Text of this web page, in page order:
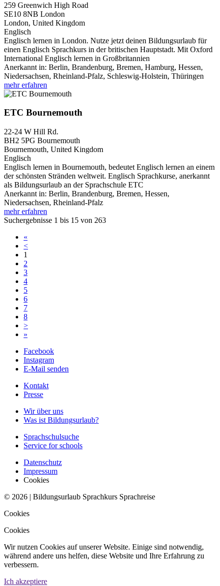
259 Greenwich High Road
SE10 8NB London
London, United Kingdom
Englisch
Englisch lernen in London. Nutze jetzt deinen Bildungsurlaub für
einen Englisch Sprachkurs in der britischen Hauptstadt. Mit Oxford
International Englisch lernen in Großbritannien
Anerkannt in: Berlin, Brandenburg, Bremen, Hamburg, Hessen,
Niedersachsen, Rheinland-Pfalz, Schleswig-Holstein, Thüringen
mehr erfahren
ETC Bournemouth
22-24 W Hill Rd.
BH2 5PG Bournemouth
Bournemouth, United Kingdom
Englisch
Englisch lernen in Bournemouth, bedeutet Englisch lernen an einem
der schönsten Stränden weltweit. Englisch Sprachkurse, anerkannt
als Bildungsurlaub an der Sprachschule ETC
Anerkannt in: Berlin, Brandenburg, Bremen, Hessen,
Niedersachsen, Rheinland-Pfalz
mehr erfahren
Suchergebnisse 1 bis 15 von 263
«
<
1
2
3
4
5
6
7
8
>
»
Facebook
Instagram
E-Mail senden
Kontakt
Presse
Wir über uns
Was ist Bildungsurlaub?
Sprachschulsuche
Service for schools
Datenschutz
Impressum
Cookies
© 2026 | Bildungsurlaub Sprachkurs Sprachreise
Cookies
Cookies
Wir nutzen Cookies auf unserer Website. Einige sind notwendig,
während andere uns helfen, diese Website und Ihre Erfahrung zu
verbessern.
Ich akzeptiere